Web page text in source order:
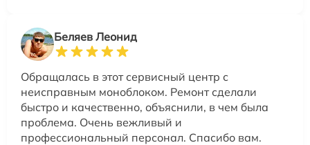
Беляев Леонид
Обращалась в этот сервисный центр с
неисправным моноблоком. Ремонт сделали
быстро и качественно, объяснили, в чем была
проблема. Очень вежливый и
профессиональный персонал. Спасибо вам.